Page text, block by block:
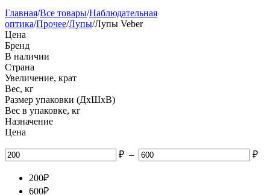
Главная/Все товары/Наблюдательная
оптика/Прочее/Лупы/Лупы Veber
Цена
Бренд
В наличии
Страна
Увеличение, крат
Вес, кг
Размер упаковки (ДхШхВ)
Вес в упаковке, кг
Назначение
Цена
₽ – ₽
200₽
600₽